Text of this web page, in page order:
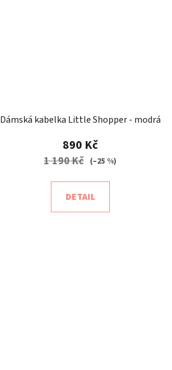
Dámská kabelka Little Shopper - modrá
890 Kč
1 190 Kč (–25 %)
DETAIL